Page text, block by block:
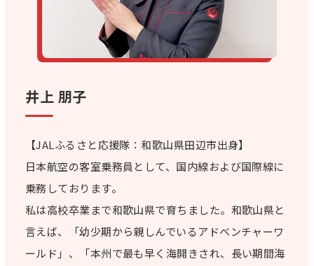
井上 朋子
【JALふるさと応援隊：和歌山県田辺市出身】
日本航空の客室乗務員として、国内線および国際線に
乗務しております。
私は高校卒業まで和歌山県で育ちました。和歌山県と
言えば、「幼少期から親しんでいるアドベンチャーワ
ールド」、「本州で最も早く海開きされ、長い期間海